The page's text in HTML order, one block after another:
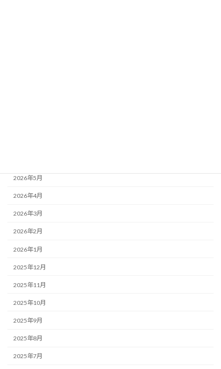
2026年5月
2026年4月
2026年3月
2026年2月
2026年1月
2025年12月
2025年11月
2025年10月
2025年9月
2025年8月
2025年7月